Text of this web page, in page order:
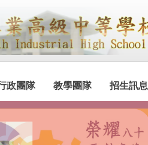
政團隊 教學團隊 招生訊息